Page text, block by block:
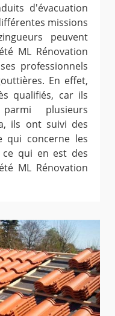
d'évacuation
missions
peuvent
ML Rénovation
professionnels
En effet,
qualifiés, car ils
plusieurs
ils ont suivi des
qui concerne les
qui en est des
ML Rénovation